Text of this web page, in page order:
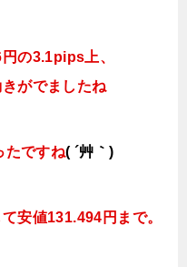
の3.1pips上、
がでましたね
たですね( ´艸｀)
安値131.494円まで。